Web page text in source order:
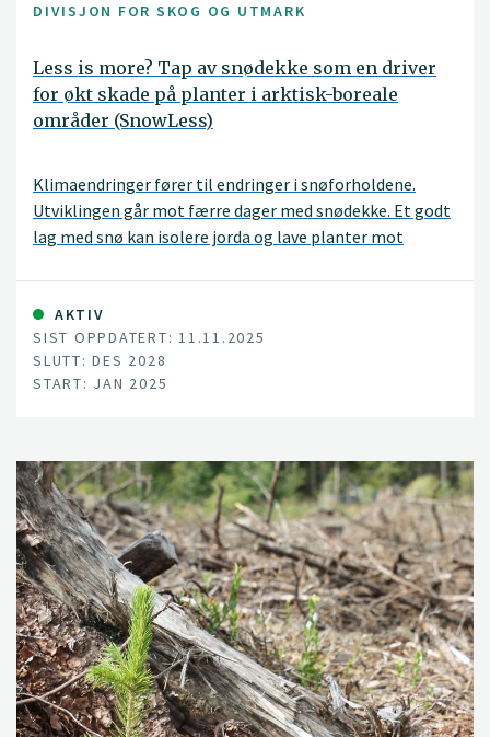
DIVISJON FOR SKOG OG UTMARK
Less is more? Tap av snødekke som en driver
for økt skade på planter i arktisk-boreale
områder (SnowLess)
Klimaendringer fører til endringer i snøforholdene.
Utviklingen går mot færre dager med snødekke. Et godt
lag med snø kan isolere jorda og lave planter mot
vind. Vi er opptatt av både
AKTIV
SIST OPPDATERT: 11.11.2025
SLUTT: DES 2028
START: JAN 2025